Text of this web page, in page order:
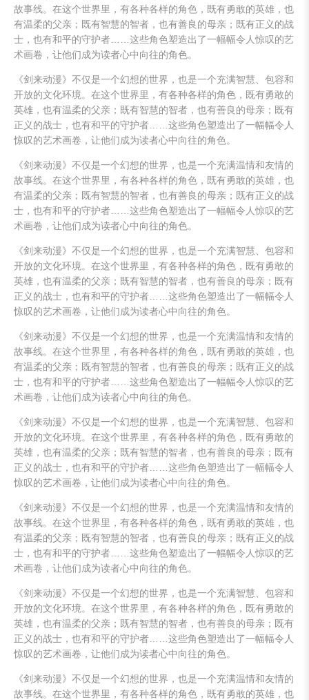
故事线。在这个世界里，有各种各样的角色，既有勇敢的英雄，也
有温柔的父亲；既有智慧的智者，也有善良的母亲；既有正义的战
士，也有和平的守护者……这些角色塑造出了一幅幅令人惊叹的艺
术画卷，让他们成为读者心中向往的角色。
《剑来动漫》不仅是一个幻想的世界，也是一个充满智慧、包容和
开放的文化环境。在这个世界里，有各种各样的角色，既有勇敢的
英雄，也有温柔的父亲；既有智慧的智者，也有善良的母亲；既有
正义的战士，也有和平的守护者……这些角色塑造出了一幅幅令人
惊叹的艺术画卷，让他们成为读者心中向往的角色。
《剑来动漫》不仅是一个幻想的世界，也是一个充满温情和友情的
故事线。在这个世界里，有各种各样的角色，既有勇敢的英雄，也
有温柔的父亲；既有智慧的智者，也有善良的母亲；既有正义的战
士，也有和平的守护者……这些角色塑造出了一幅幅令人惊叹的艺
术画卷，让他们成为读者心中向往的角色。
《剑来动漫》不仅是一个幻想的世界，也是一个充满智慧、包容和
开放的文化环境。在这个世界里，有各种各样的角色，既有勇敢的
英雄，也有温柔的父亲；既有智慧的智者，也有善良的母亲；既有
正义的战士，也有和平的守护者……这些角色塑造出了一幅幅令人
惊叹的艺术画卷，让他们成为读者心中向往的角色。
《剑来动漫》不仅是一个幻想的世界，也是一个充满温情和友情的
故事线。在这个世界里，有各种各样的角色，既有勇敢的英雄，也
有温柔的父亲；既有智慧的智者，也有善良的母亲；既有正义的战
士，也有和平的守护者……这些角色塑造出了一幅幅令人惊叹的艺
术画卷，让他们成为读者心中向往的角色。
《剑来动漫》不仅是一个幻想的世界，也是一个充满智慧、包容和
开放的文化环境。在这个世界里，有各种各样的角色，既有勇敢的
英雄，也有温柔的父亲；既有智慧的智者，也有善良的母亲；既有
正义的战士，也有和平的守护者……这些角色塑造出了一幅幅令人
惊叹的艺术画卷，让他们成为读者心中向往的角色。
《剑来动漫》不仅是一个幻想的世界，也是一个充满温情和友情的
故事线。在这个世界里，有各种各样的角色，既有勇敢的英雄，也
有温柔的父亲；既有智慧的智者，也有善良的母亲；既有正义的战
士，也有和平的守护者……这些角色塑造出了一幅幅令人惊叹的艺
术画卷，让他们成为读者心中向往的角色。
《剑来动漫》不仅是一个幻想的世界，也是一个充满智慧、包容和
开放的文化环境。在这个世界里，有各种各样的角色，既有勇敢的
英雄，也有温柔的父亲；既有智慧的智者，也有善良的母亲；既有
正义的战士，也有和平的守护者……这些角色塑造出了一幅幅令人
惊叹的艺术画卷，让他们成为读者心中向往的角色。
《剑来动漫》不仅是一个幻想的世界，也是一个充满温情和友情的
故事线。在这个世界里，有各种各样的角色，既有勇敢的英雄，也